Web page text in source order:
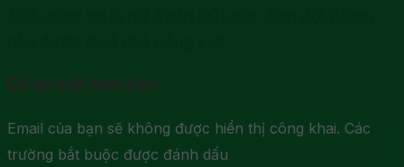
Để lại một bình luận
Email của bạn sẽ không được hiển thị công khai. Các
trường bắt buộc được đánh dấu